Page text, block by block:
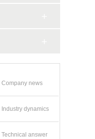
Company news
Industry dynamics
Technical answer